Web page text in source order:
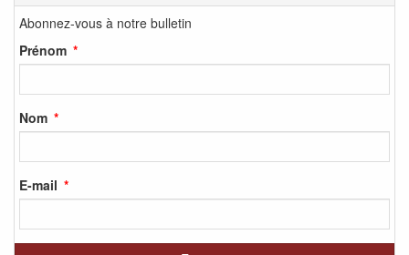
Abonnez-vous à notre bulletin
Prénom
Nom
E-mail